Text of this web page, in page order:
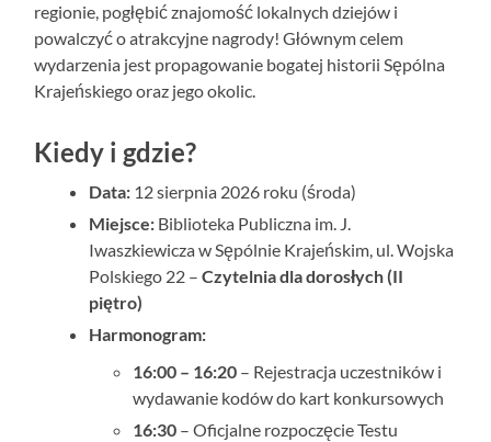
regionie, pogłębić znajomość lokalnych dziejów i
powalczyć o atrakcyjne nagrody! Głównym celem
wydarzenia jest propagowanie bogatej historii Sępólna
Krajeńskiego oraz jego okolic.
Kiedy i gdzie?
Data: 12 sierpnia 2026 roku (środa)
Miejsce: Biblioteka Publiczna im. J.
Iwaszkiewicza w Sępólnie Krajeńskim, ul. Wojska
Polskiego 22 –Czytelnia dla dorosłych (II
piętro)
Harmonogram:
16:00 – 16:20 – Rejestracja uczestników i
wydawanie kodów do kart konkursowych
16:30 – Oficjalne rozpoczęcie Testu